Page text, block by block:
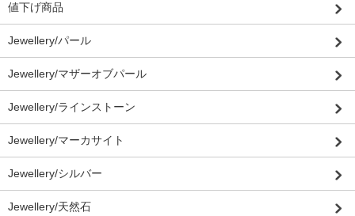
値下げ商品
Jewellery/パール
Jewellery/マザーオブパール
Jewellery/ラインストーン
Jewellery/マーカサイト
Jewellery/シルバー
Jewellery/天然石